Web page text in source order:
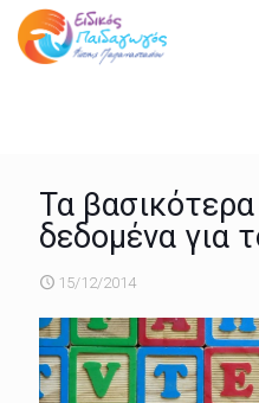
Τα
δεδομένα για
15/12/2014